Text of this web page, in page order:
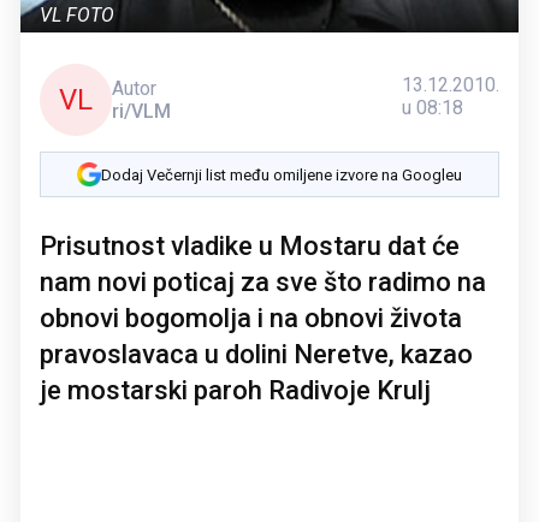
VL FOTO
VL
Autor
ri/VLM
13.12.2010.
u 08:18
Dodaj Večernji list među omiljene izvore na Googleu
Prisutnost vladike u Mostaru dat će
nam novi poticaj za sve što radimo na
obnovi bogomolja i na obnovi života
pravoslavaca u dolini Neretve, kazao
je mostarski paroh Radivoje Krulj